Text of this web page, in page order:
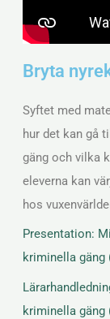
Bryta
Syftet med
hur det kan gå
gäng och vilka
eleverna kan
hos
Presentation:
kriminella gäng
kriminella gäng